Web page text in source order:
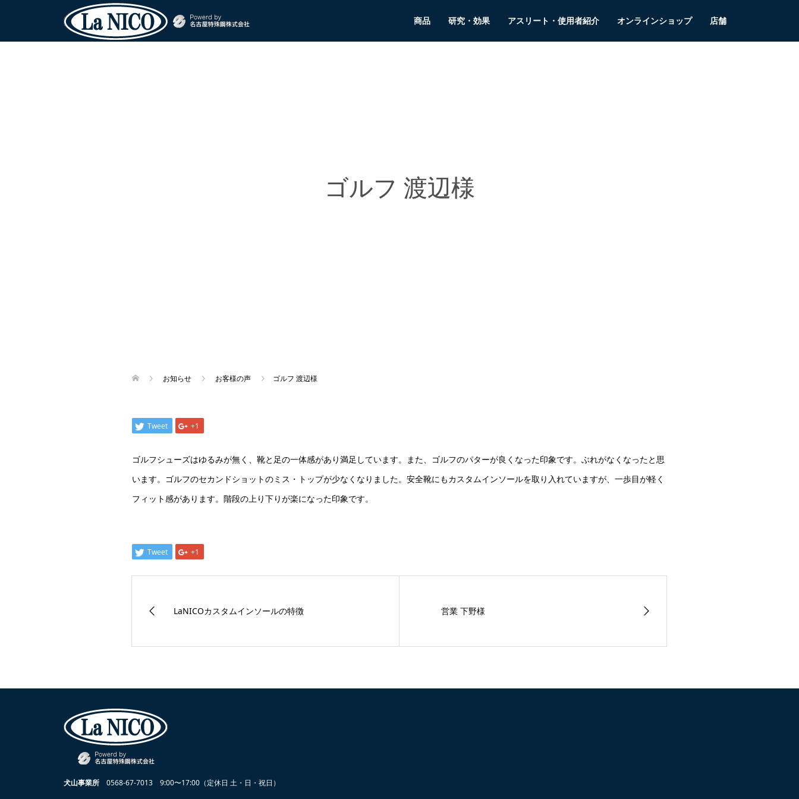
商品 研究・効果 アスリート・使用者紹介 オンラインショップ 店舗
ゴルフ 渡辺様
お知らせ お客様の声 ゴルフ 渡辺様
Tweet +1
ゴルフシューズはゆるみが無く、靴と足の一体感があり満足しています。また、ゴルフのパターが良くなった印象です。ぶれがなくなったと思
います。ゴルフのセカンドショットのミス・トップが少なくなりました。安全靴にもカスタムインソールを取り入れていますが、一歩目が軽く
フィット感があります。階段の上り下りが楽になった印象です。
Tweet +1
LaNICOカスタムインソールの特徴 営業 下野様
犬山事業所 0568-67-7013 9:00〜17:00（定休日 土・日・祝日）